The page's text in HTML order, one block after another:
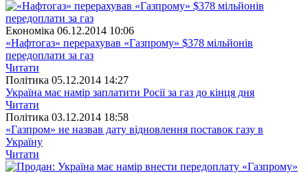
Економіка 06.12.2014 10:06
«Нафтогаз» перерахував «Газпрому» $378 мільйонів
передоплати за газ
Читати
Полiтика 05.12.2014 14:27
Україна має намір заплатити Росії за газ до кінця дня
Читати
Полiтика 03.12.2014 18:58
«Газпром» не назвав дату відновлення поставок газу в
Україну
Читати